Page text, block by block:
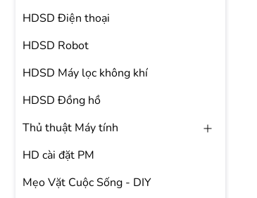
HDSD Điện thoại
HDSD Robot
HDSD Máy lọc không khí
HDSD Đồng hồ
Thủ thuật Máy tính
HD cài đặt PM
Mẹo Vặt Cuộc Sống - DIY